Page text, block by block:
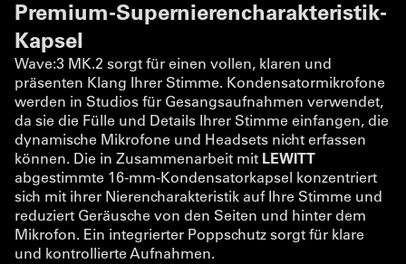
Premium-Supernierencharakteristik-
Kapsel
Wave:3 MK.2 sorgt für einen vollen, klaren und
präsenten Klang Ihrer Stimme. Kondensatormikrofone
werden in Studios für Gesangsaufnahmen verwendet,
da sie die Fülle und Details Ihrer Stimme einfangen, die
dynamische Mikrofone und Headsets nicht erfassen
können. Die in Zusammenarbeit mit LEWITT
abgestimmte 16-mm-Kondensatorkapsel konzentriert
sich mit ihrer Nierencharakteristik auf Ihre Stimme und
reduziert Geräusche von den Seiten und hinter dem
Mikrofon. Ein integrierter Poppschutz sorgt für klare
und kontrollierte Aufnahmen.